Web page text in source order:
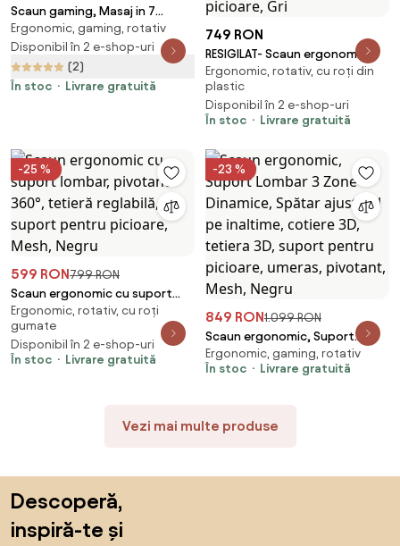
Scaun gaming, Masaj in 7
puncte, Boxe Bluetooth,
funcție șezlong, 90-155 grade,
suport picioare, textil, Gri
Ergonomic, gaming, rotativ
Disponibil în 2 e-shop-uri
(2)
În stoc
Livrare gratuită
749 RON
RESIGILAT- Scaun ergonomic,
functie translatie sezut,
cotiere reglabile 3D, tetiera 3D,
suport lombar 3D Adaptive,
pivotant, suport picioare, Gri
Ergonomic, rotativ, cu roți din
plastic
Disponibil în 2 e-shop-uri
În stoc
Livrare gratuită
-25 %
599 RON799 RON
Scaun ergonomic cu suport
lombar, pivotant 360°, tetieră
reglabilă, suport pentru
picioare, Mesh, Negru
Ergonomic, rotativ, cu roți
gumate
Disponibil în 2 e-shop-uri
În stoc
Livrare gratuită
-23 %
849 RON1.099 RON
Scaun ergonomic, Suport
Lombar 3 Zone Dinamice,
Spătar ajustabil pe inaltime,
pivotant, Mesh, Negru
Ergonomic, gaming, rotativ
În stoc
Livrare gratuită
Vezi mai multe produse
Descoperă,
inspiră-te și